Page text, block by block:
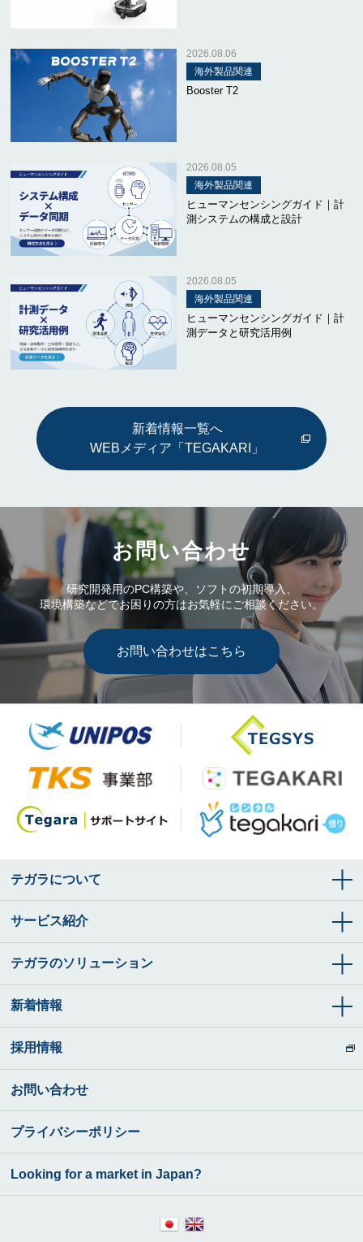
2026.08.06
海外製品関連
Booster T2
2026.08.05
海外製品関連
ヒューマンセンシングガイド｜計
測システムの構成と設計
2026.08.05
海外製品関連
ヒューマンセンシングガイド｜計
測データと研究活用例
新着情報一覧へ
WEBメディア「TEGAKARI」
お問い合わせ
研究開発用のPC構築や、ソフトの初期導入、
環境構築などでお困りの方はお気軽にご相談ください。
お問い合わせはこちら
テガラについて
サービス紹介
テガラのソリューション
新着情報
採用情報
お問い合わせ
プライバシーポリシー
Looking for a market in Japan?